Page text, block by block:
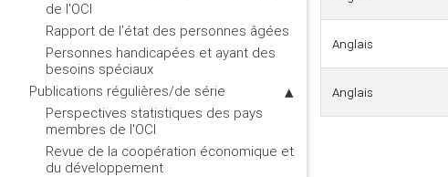
de l'OCI
Rapport de l’état des personnes âgées
Personnes handicapées et ayant des
besoins spéciaux
Publications régulières/de série
Perspectives statistiques des pays
membres de l'OCI
Revue de la coopération économique et
du développement
Anglais
Anglais